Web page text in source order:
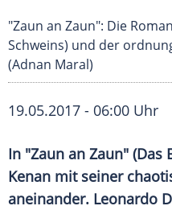
"Zaun an Zaun": Die
Schweins) und der
(Adnan Maral)
19.05.2017 - 06:00 Uhr
In "Zaun an Zaun" (Das
Kenan mit seiner
aneinander. Leonardo